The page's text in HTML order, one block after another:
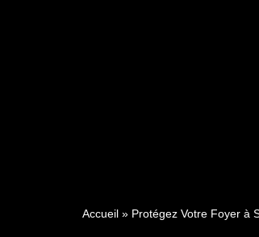
Accueil » Protégez Votre Foyer à